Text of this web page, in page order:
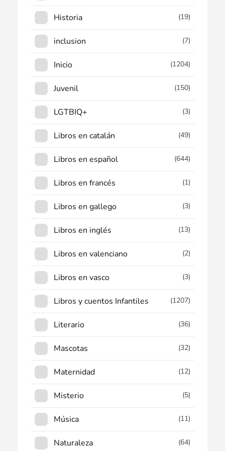
Historia (19)
inclusion (7)
Inicio (1204)
Juvenil (150)
LGTBIQ+ (3)
Libros en catalán (49)
Libros en español (644)
Libros en francés (1)
Libros en gallego (3)
Libros en inglés (13)
Libros en valenciano (2)
Libros en vasco (3)
Libros y cuentos Infantiles (1207)
Literario (36)
Mascotas (32)
Maternidad (12)
Misterio (5)
Música (11)
Naturaleza (64)